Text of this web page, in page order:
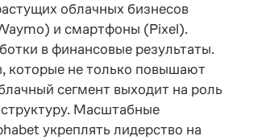
облачных бизнесов
и смартфоны (Pixel).
в финансовые результаты.
которые не только повышают
сегмент выходит на роль
Масштабные
укреплять лидерство на